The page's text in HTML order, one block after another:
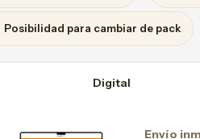
Posibilidad para cambiar de pack
Digital
Envío